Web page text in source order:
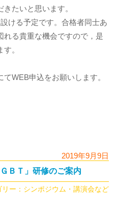
たいと思います。
ける予定です。合格者同士あ
れる貴重な機会ですので，是
。
WEB申込をお願いします。
2019年9月9日
ＢＴ」研修のご案内
ー： シンポジウム・講演会など